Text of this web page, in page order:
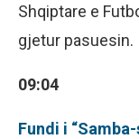
Shqiptare e
gjetur pasuesin.
09:04
Fundi i